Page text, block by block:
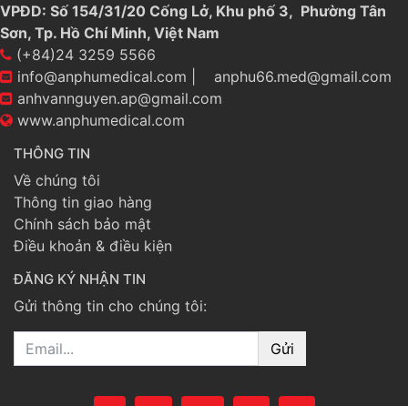
VPĐD: Số 154/31/20 Cống Lở, Khu phố 3, Phường Tân
Sơn, Tp. Hồ Chí Minh, Việt Nam
(+84)24 3259 5566
info@anphumedical.com
anphu66.med@gmail.com
anhvannguyen.ap@gmail.com
www.anphumedical.com
THÔNG TIN
Về chúng tôi
Thông tin giao hàng
Chính sách bảo mật
Điều khoản & điều kiện
ĐĂNG KÝ NHẬN TIN
Gửi thông tin cho chúng tôi:
Email